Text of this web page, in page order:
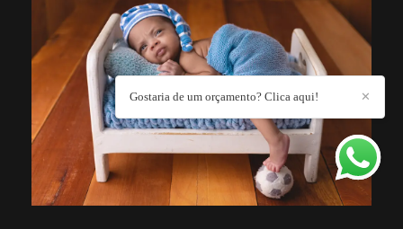
✕
Gostaria de um orçamento? Clica aqui!